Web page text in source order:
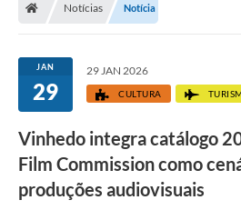
Licitações
Transparência
Concursos e Processos Seletivos
Notícias Notícia
JAN
29
29 JAN 2026
CULTURA
Vinhedo integra catálogo
Film Commission como
produções audiovisuais